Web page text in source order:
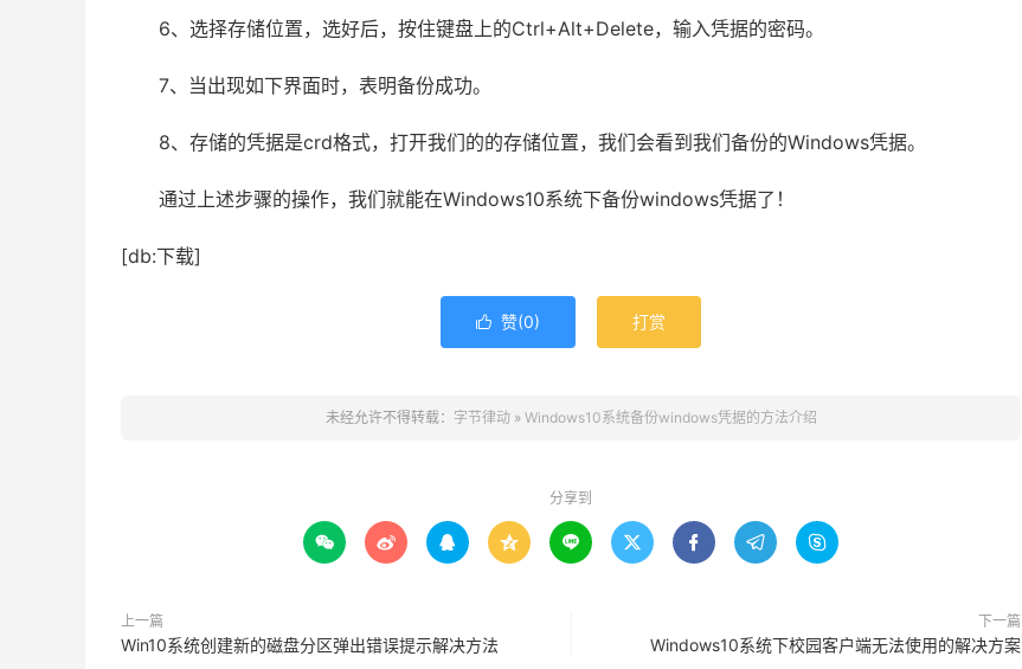
6、选择存储位置，选好后，按住键盘上的Ctrl+Alt+Delete，输入凭据的密码。
7、当出现如下界面时，表明备份成功。
8、存储的凭据是crd格式，打开我们的的存储位置，我们会看到我们备份的Windows凭据。
通过上述步骤的操作，我们就能在Windows10系统下备份windows凭据了！
[db:下载]
 赞(0) 打赏
未经允许不得转载： 字节律动» Windows10系统备份windows凭据的方法介绍
分享到
        
上一篇
Win10系统创建新的磁盘分区弹出错误提示解决方法
下一篇
Windows10系统下校园客户端无法使用的解决方案